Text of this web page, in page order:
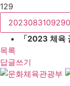
129
「2023 체육
목록
답글쓰기